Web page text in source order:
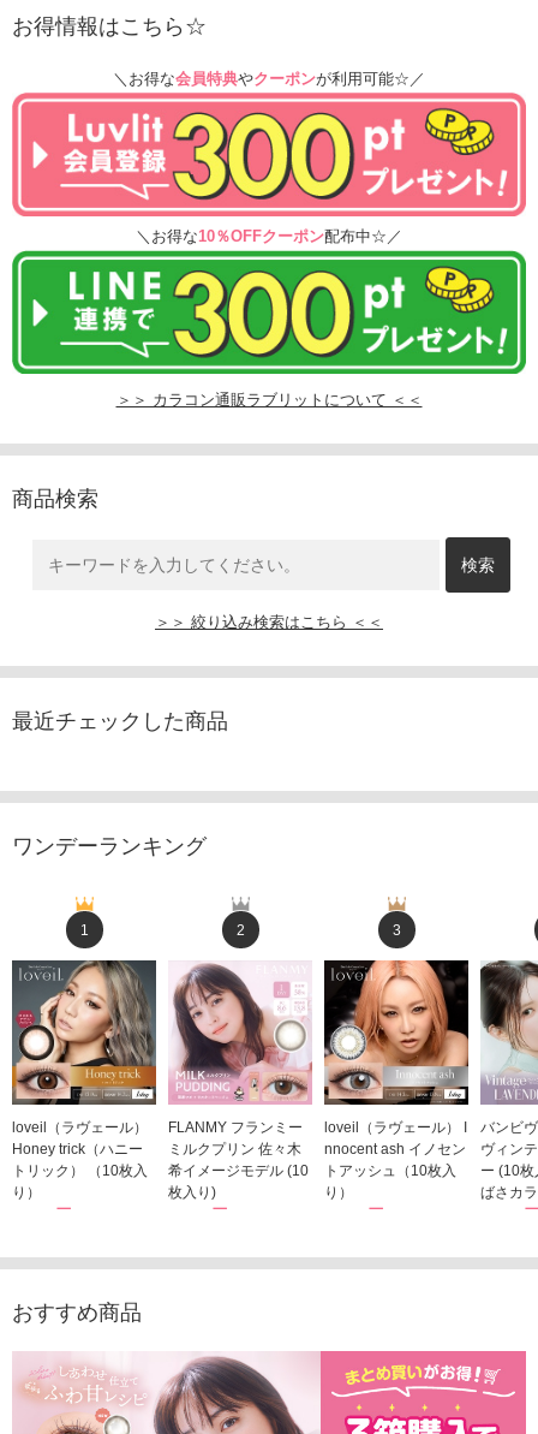
お得情報はこちら☆
＼お得な会員特典やクーポンが利用可能☆／
＼お得な10％OFFクーポン配布中☆／
＞＞ カラコン通販ラブリットについて ＜＜
商品検索
＞＞ 絞り込み検索はこちら ＜＜
最近チェックした商品
ワンデーランキング
1
loveil（ラヴェール）
Honey trick（ハニー
トリック） （10枚入
り）
1,760円
2
FLANMY フランミー
ミルクプリン 佐々木
希イメージモデル (10
枚入り)
1,815円
3
loveil（ラヴェール） I
nnocent ash イノセン
トアッシュ（10枚入
り）
1,760円
バンビ
ヴィン
ー (10
ばさカ
1,848
おすすめ商品